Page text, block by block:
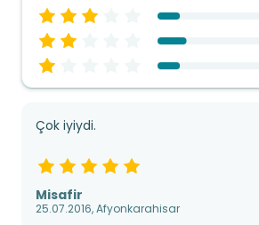
Misafir
25.07.2016, Afyonkarahisar
Çok iyiydi.